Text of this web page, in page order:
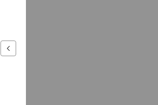
d'autres
éléments